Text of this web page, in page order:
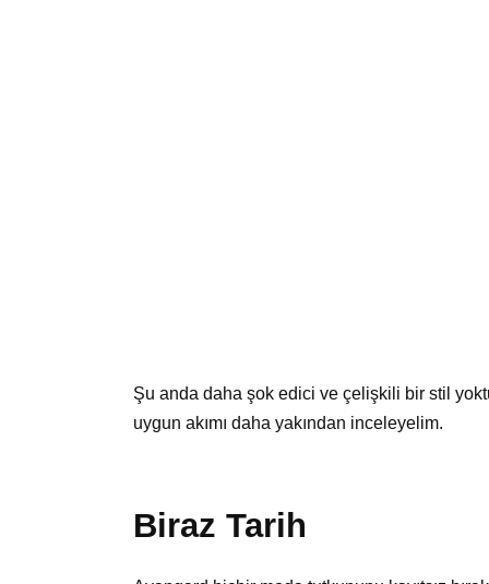
Şu anda daha şok edici ve çelişkili bir stil
uygun akımı daha yakından inceleyelim.
Biraz Tarih